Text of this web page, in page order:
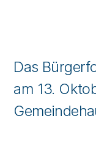
Das
am 13.